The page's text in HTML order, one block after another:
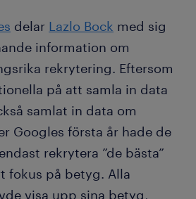
delar Lazlo Bock med sig
information om
rekrytering. Eftersom
på att samla in data
samlat in data om
Googles första år hade de
rekrytera ”de bästa”
fokus på betyg. Alla
visa upp sina betyg,